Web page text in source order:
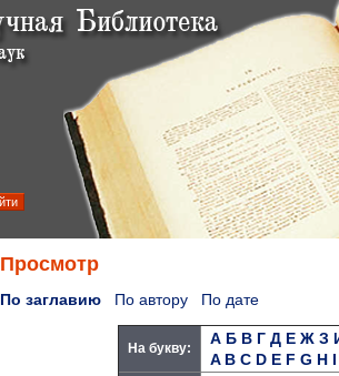
Просмотр
По заглавию По автору По дате
На букву:
А Б В Г Д Е Ж З
A B C D E F G H I